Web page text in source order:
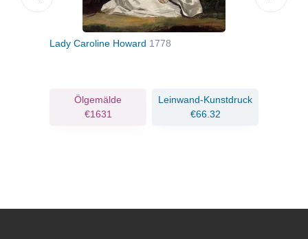
Lady Caroline Howard 1778
Ölgemälde
€1631
Leinwand-Kunstdruck
€66.32